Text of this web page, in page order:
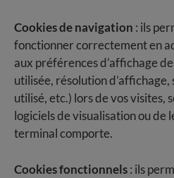
Cookies de navigation : ils
fonctionner correctement en
aux préférences d’affichage
utilisée, résolution
utilisé, etc.) lors de vos visites,
logiciels de visualisation ou de
terminal comporte.
Cookies fonctionnels: ils